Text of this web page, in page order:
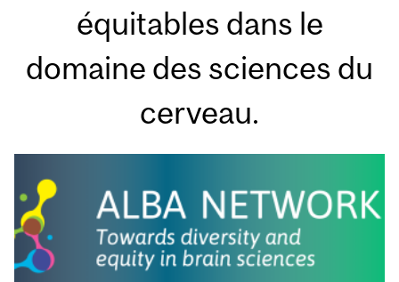
équitables dans le
domaine des sciences du
cerveau.